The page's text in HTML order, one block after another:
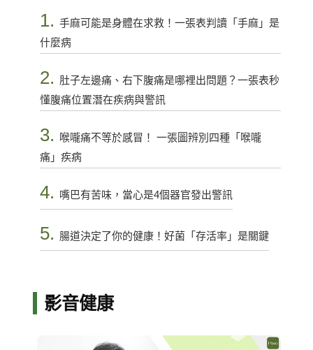
1. 手麻可能是身體在求救！一張表判讀「手麻」是
什麼病
2. 肚子左邊痛、右下腹痛是哪裡出問題？一張表秒
懂腹痛位置潛在疾病與警訊
3.
喉嚨痛不等於感冒！ 一張圖辨別四種「喉嚨
痛」疾病
4. 嘴巴有苦味，當心是4個器官發出警訊
5. 腸道決定了你的健康！好菌「存活率」是關鍵
影音健康